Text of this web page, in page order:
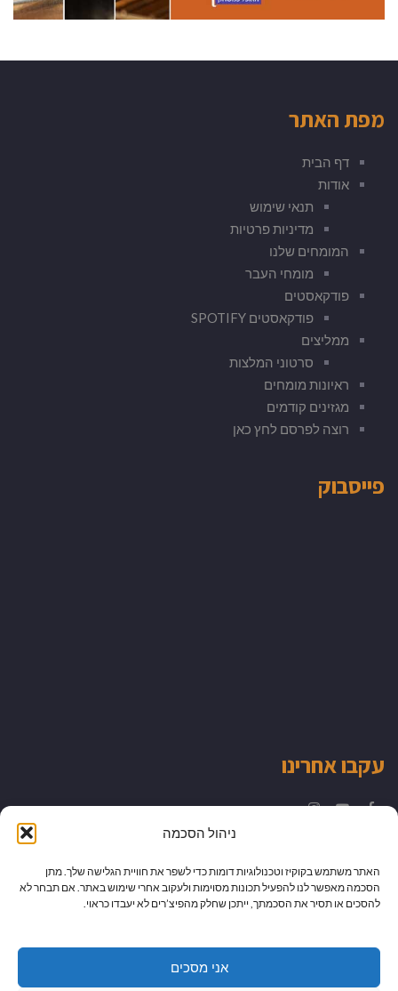
ניהול הסכמה
האתר משתמש בקוקיז וטכנולוגיות דומות כדי לשפר את חוויית הגלישה שלך. מתן
הסכמה מאפשר לנו להפעיל תכונות מסוימות ולעקוב אחרי שימוש באתר. אם תבחר לא
להסכים או תסיר את הסכמתך, ייתכן שחלק מהפיצ’רים לא יעבדו כראוי.
אני מסכים
מפת האתר
דף הבית
אודות
תנאי שימוש
מדיניות פרטיות
המומחים שלנו
מומחי העבר
פודקאסטים
פודקאסטים SPOTIFY
ממליצים
סרטוני המלצות
ראיונות מומחים
מגזינים קודמים
רוצה לפרסם לחץ כאן
פייסבוק
עקבו אחרינו